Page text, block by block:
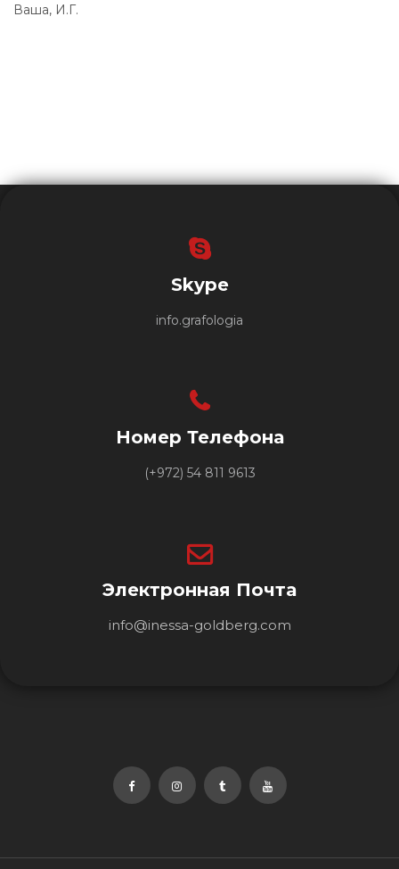
Ваша, И.Г.
Skype
info.grafologia
Номер Телефона
(+972) 54 811 9613
Электронная Почта
info@inessa-goldberg.com